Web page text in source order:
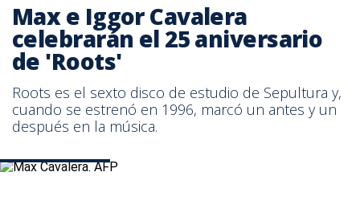
Max e Iggor Cavalera
celebrarán el 25 aniversario
de 'Roots'
Roots es el sexto disco de estudio de Sepultura y,
cuando se estrenó en 1996, marcó un antes y un
después en la música.